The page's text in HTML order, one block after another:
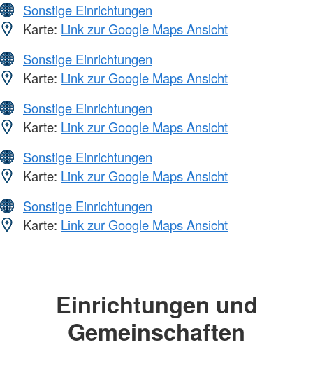
Sonstige Einrichtungen
Karte: Link zur Google Maps Ansicht
Sonstige Einrichtungen
Karte: Link zur Google Maps Ansicht
Sonstige Einrichtungen
Karte: Link zur Google Maps Ansicht
Sonstige Einrichtungen
Karte: Link zur Google Maps Ansicht
Sonstige Einrichtungen
Karte: Link zur Google Maps Ansicht
Einrichtungen und
Gemeinschaften